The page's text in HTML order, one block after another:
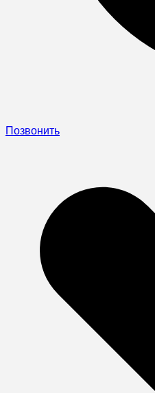
Позвонить